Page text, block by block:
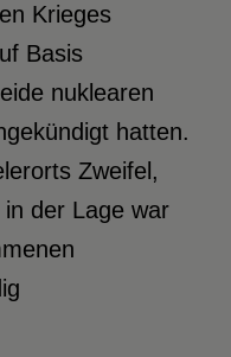
Krieges
Basis
nuklearen
hatten.
Zweifel,
der Lage war